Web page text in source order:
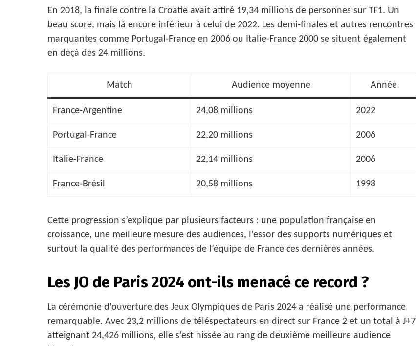
En 2018, la finale contre la Croatie avait attiré 19,34 millions de personnes sur TF1. Un
beau score, mais là encore inférieur à celui de 2022. Les demi-finales et autres rencontres
marquantes comme Portugal-France en 2006 ou Italie-France 2000 se situent également
en deçà des 24 millions.
Match Audience moyenne Année
France-Argentine 24,08 millions 2022
Portugal-France 22,20 millions 2006
Italie-France 22,14 millions 2006
France-Brésil 20,58 millions 1998
Cette progression s’explique par plusieurs facteurs : une population française en
croissance, une meilleure mesure des audiences, l’essor des supports numériques et
surtout la qualité des performances de l’équipe de France ces dernières années.
Les JO de Paris 2024 ont-ils menacé ce record ?
La cérémonie d’ouverture des Jeux Olympiques de Paris 2024 a réalisé une performance
remarquable. Avec 23,2 millions de téléspectateurs en direct sur France 2 et un total à J+7
atteignant 24,426 millions, elle s’est hissée au rang de deuxième meilleure audience